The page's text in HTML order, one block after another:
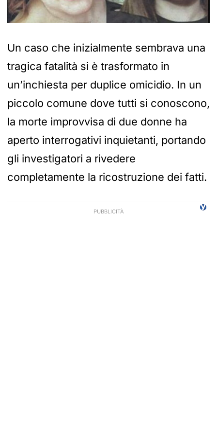
Un caso che inizialmente sembrava una
tragica fatalità si è trasformato in
un’inchiesta per duplice omicidio. In un
piccolo comune dove tutti si conoscono,
la morte improvvisa di due donne ha
aperto interrogativi inquietanti, portando
gli investigatori a rivedere
completamente la ricostruzione dei fatti.